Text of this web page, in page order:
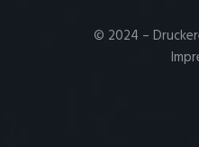
© 2024 –